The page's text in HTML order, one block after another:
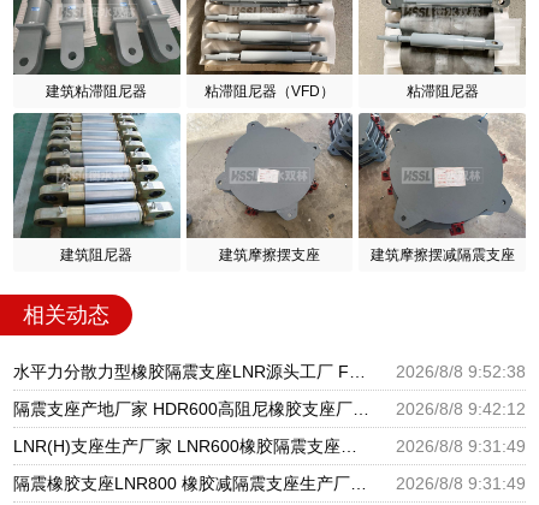
建筑粘滞阻尼器 粘滞阻尼器（VFD） 粘滞阻尼器
建筑阻尼器 建筑摩擦摆支座 建筑摩擦摆减隔震支座
相关动态
2026/8/8 9:52:38
2026/8/8 9:42:12
2026/8/8 9:31:49
2026/8/8 9:31:49